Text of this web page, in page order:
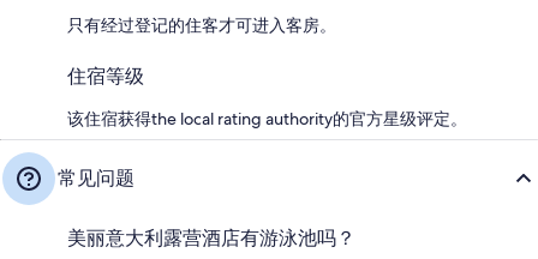
只有经过登记的住客才可进入客房。
住宿等级
该住宿获得the local rating authority的官方星级评定。
常见问题
美丽意大利露营酒店有游泳池吗？